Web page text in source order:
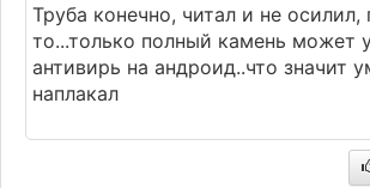
Труба конечно, читал и не осилил,
то...только полный камень может
антивирь на андроид..что значит
наплакал